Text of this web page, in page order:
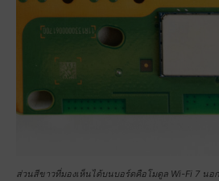
ส่วนสีขาวที่มองเห็นได้บนบอร์ดคือโมดูล Wi-Fi 7 นอ